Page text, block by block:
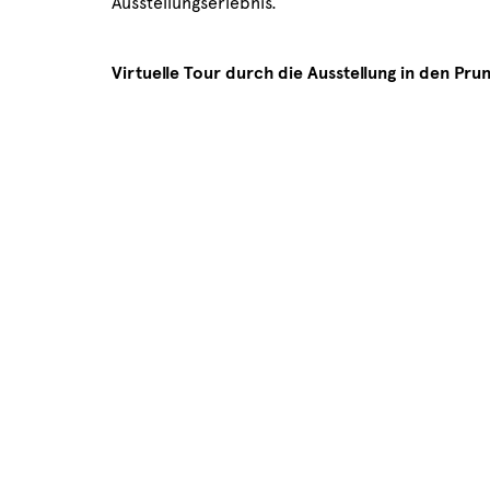
Virtuelle Tour durch die Ausstellung in den